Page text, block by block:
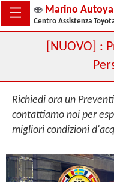
Marino
Centro Assistenza
[NUOVO] :
Richiedi ora un
contattiamo noi per
migliori condizioni